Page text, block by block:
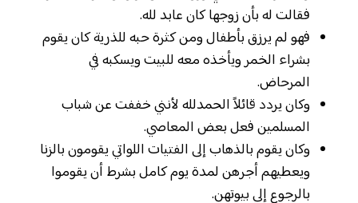
فقالت له بأن زوجها كان عابد لله.
فهو لم يرزق بأطفال ومن كثرة حبه للذرية كان يقوم
بشراء الخمر ويأخذه معه للبيت ويسكبه في
المرحاض.
وكان يردد قائلاً الحمدلله لأنني خففت عن شباب
المسلمين فعل بعض المعاصي.
وكان يقوم بالذهاب إلى الفتيات اللواتي يقومون بالزنا
ويعطيهم أجرهن لمدة يوم كامل بشرط أن يقوموا
بالرجوع إلى بيوتهن.